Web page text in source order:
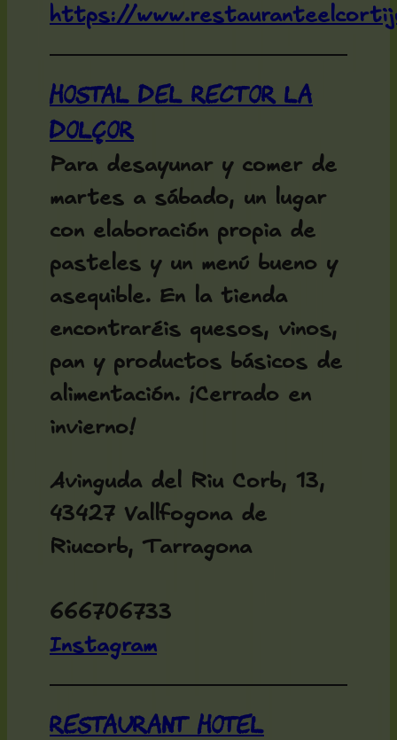
https://
Hostal del Rector La
Dolçor
Para desayunar y comer de
martes a sábado, un lugar
con elaboración propia de
pasteles y un menú bueno y
asequible. En la tienda
encontraréis quesos, vinos,
pan y productos básicos de
alimentación. ¡Cerrado en
invierno!
Avinguda del Riu Corb, 13,
43427 Vallfogona de
Riucorb, Tarragona
666706733
Instagram
Restaurant Hotel